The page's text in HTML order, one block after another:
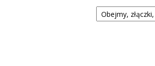
Kategorie